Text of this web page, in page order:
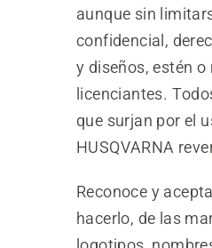
aunque sin
confidencial,
y diseños, estén o
licenciantes.
que surjan por el
HUSQVARNA
Reconoce y
hacerlo, de las